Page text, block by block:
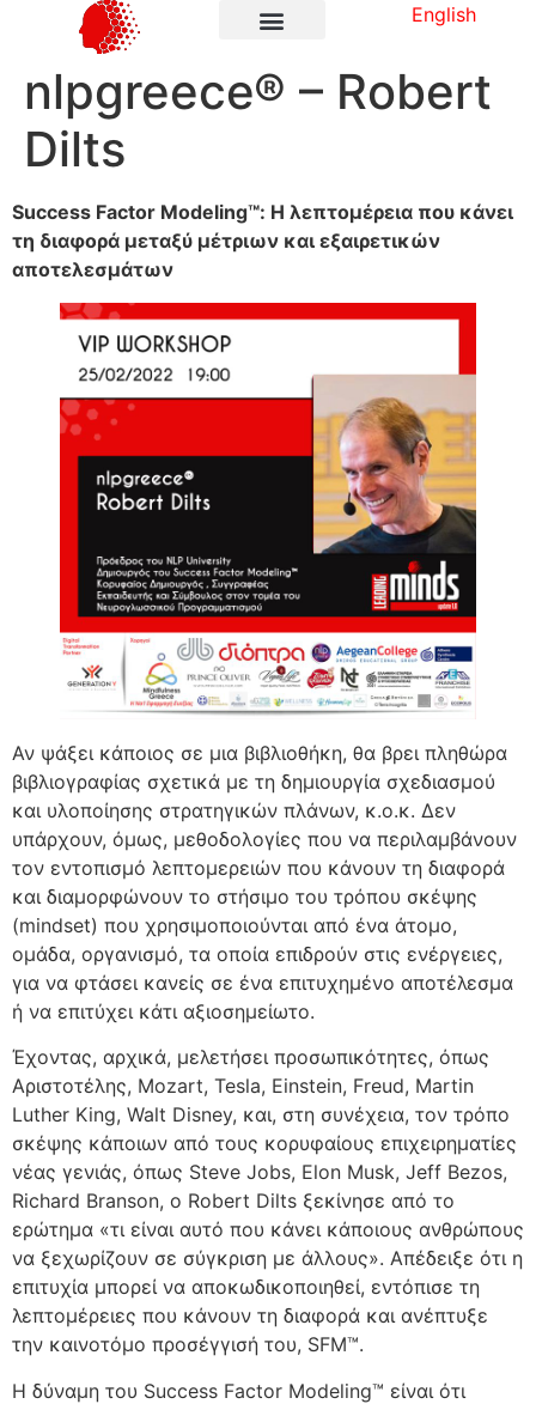
English
nlpgreece® – Robert
Dilts
Success Factor Modeling™: Η λεπτομέρεια που κάνει
τη διαφορά μεταξύ μέτριων και εξαιρετικών
αποτελεσμάτων
Αν ψάξει κάποιος σε μια βιβλιοθήκη, θα βρει πληθώρα
βιβλιογραφίας σχετικά με τη δημιουργία σχεδιασμού
και υλοποίησης στρατηγικών πλάνων, κ.ο.κ. Δεν
υπάρχουν, όμως, μεθοδολογίες που να περιλαμβάνουν
τον εντοπισμό λεπτομερειών που κάνουν τη διαφορά
και διαμορφώνουν το στήσιμο του τρόπου σκέψης
(mindset) που χρησιμοποιούνται από ένα άτομο,
ομάδα, οργανισμό, τα οποία επιδρούν στις ενέργειες,
για να φτάσει κανείς σε ένα επιτυχημένο αποτέλεσμα
ή να επιτύχει κάτι αξιοσημείωτο.
Έχοντας, αρχικά, μελετήσει προσωπικότητες, όπως
Αριστοτέλης, Mozart, Tesla, Εinstein, Freud, Martin
Luther King, Walt Disney, και, στη συνέχεια, τον τρόπο
σκέψης κάποιων από τους κορυφαίους επιχειρηματίες
νέας γενιάς, όπως Steve Jobs, Elon Musk, Jeff Bezos,
Richard Branson, ο Rοbert Dilts ξεκίνησε από το
ερώτημα «τι είναι αυτό που κάνει κάποιους ανθρώπους
να ξεχωρίζουν σε σύγκριση με άλλους». Απέδειξε ότι η
επιτυχία μπορεί να αποκωδικοποιηθεί, εντόπισε τη
λεπτομέρειες που κάνουν τη διαφορά και ανέπτυξε
την καινοτόμο προσέγγισή του, SFM™.
Η δύναμη του Success Factor Modeling™ είναι ότι